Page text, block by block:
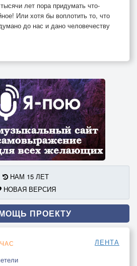
лет пора придумать что-
Или хотя бы воплотить то, что
до нас и дано человечеству
НАМ 15 ЛЕТ
НОВАЯ ВЕРСИЯ
ПРОЕКТУ
ЛЕНТА